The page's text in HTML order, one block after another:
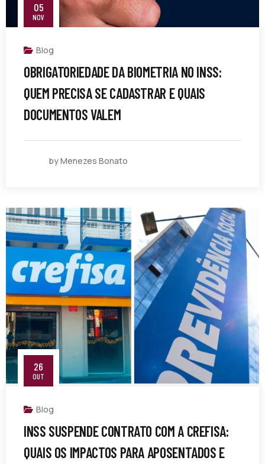
05
NOV
Blog
OBRIGATORIEDADE DA BIOMETRIA NO INSS:
QUEM PRECISA SE CADASTRAR E QUAIS
DOCUMENTOS VALEM
by Menezes Bonato
26
OUT
Blog
INSS SUSPENDE CONTRATO COM A CREFISA:
QUAIS OS IMPACTOS PARA APOSENTADOS E